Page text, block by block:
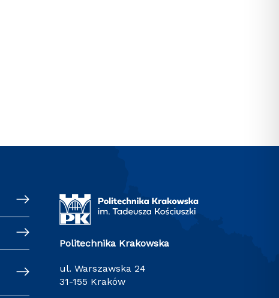
Politechnika Krakowska
ul. Warszawska 24
31-155 Kraków